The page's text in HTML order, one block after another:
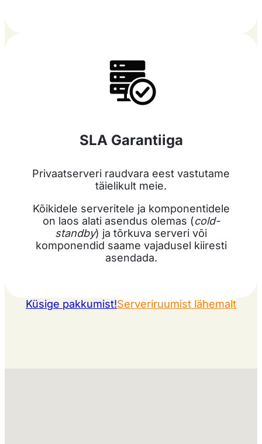
SLA Garantiiga
Privaatserveri raudvara eest vastutame
täielikult meie.
Kõikidele serveritele ja komponentidele
on laos alati asendus olemas (cold-
standby) ja tõrkuva serveri või
komponendid saame vajadusel kiiresti
asendada.
Küsige pakkumist!Serveriruumist lähemalt